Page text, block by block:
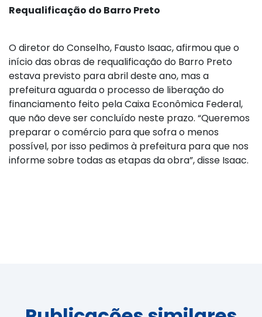
Requalificação do Barro Preto
O diretor do Conselho, Fausto Isaac, afirmou que o
início das obras de requalificação do Barro Preto
estava previsto para abril deste ano, mas a
prefeitura aguarda o processo de liberação do
financiamento feito pela Caixa Econômica Federal,
que não deve ser concluído neste prazo. “Queremos
preparar o comércio para que sofra o menos
possível, por isso pedimos à prefeitura para que nos
informe sobre todas as etapas da obra”, disse Isaac.